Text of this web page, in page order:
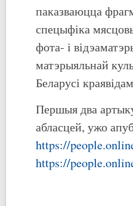
паказваюцца
спецыфіка
фота- і
матэрыяльнай
Беларусі
Першыя два
абласцей, ужо
https://
https://